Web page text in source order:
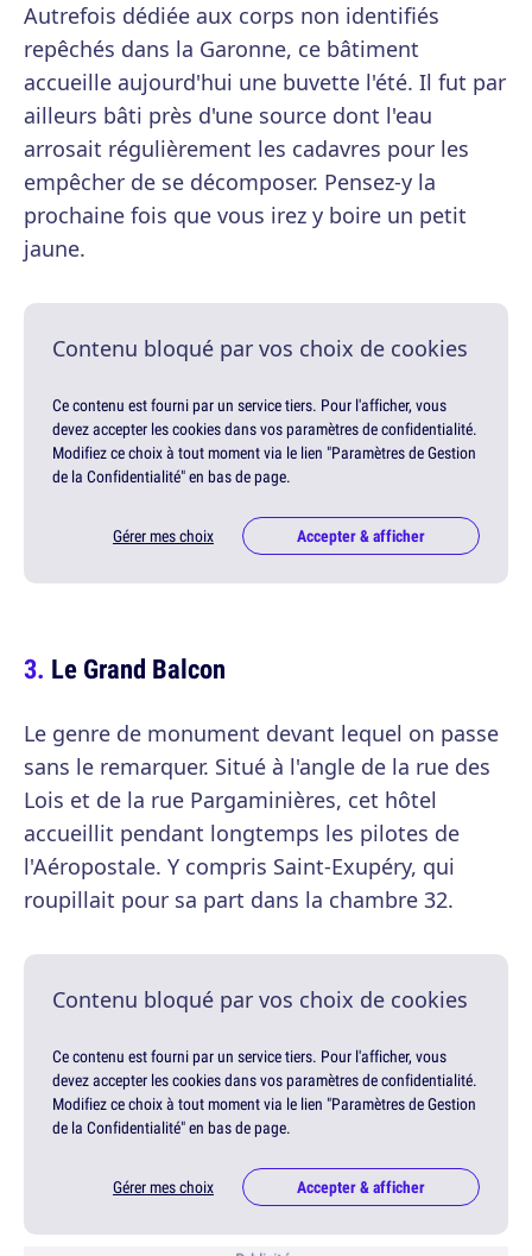
Autrefois dédiée aux corps non identifiés
repêchés dans la Garonne, ce bâtiment
accueille aujourd'hui une buvette l'été. Il fut par
ailleurs bâti près d'une source dont l'eau
arrosait régulièrement les cadavres pour les
empêcher de se décomposer. Pensez-y la
prochaine fois que vous irez y boire un petit
jaune.
Contenu bloqué par vos choix de cookies
Ce contenu est fourni par un service tiers. Pour l'afficher, vous
devez accepter les cookies dans vos paramètres de confidentialité.
Modifiez ce choix à tout moment via le lien "Paramètres de Gestion
de la Confidentialité" en bas de page.
Gérer mes choix Accepter & afficher
Le Grand Balcon
Le genre de monument devant lequel on passe
sans le remarquer. Situé à l'angle de la rue des
Lois et de la rue Pargaminières, cet hôtel
accueillit pendant longtemps les pilotes de
l'Aéropostale. Y compris Saint-Exupéry, qui
roupillait pour sa part dans la chambre 32.
Contenu bloqué par vos choix de cookies
Ce contenu est fourni par un service tiers. Pour l'afficher, vous
devez accepter les cookies dans vos paramètres de confidentialité.
Modifiez ce choix à tout moment via le lien "Paramètres de Gestion
de la Confidentialité" en bas de page.
Gérer mes choix Accepter & afficher